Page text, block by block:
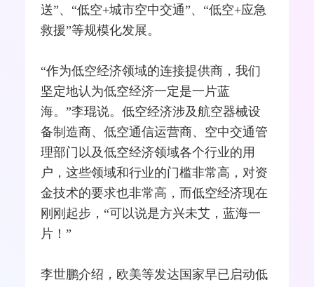
送”、“低空+城市空中交通”、“低空+应急
救援”等规模化发展。
“作为低空经济领域的连接提供商，我们
坚定地认为低空经济一定是一片蓝
海。”李琨说。低空经济涉及航空器械设
备制造商、低空通信运营商、空中交通管
理部门以及低空经济领域各个行业的用
户，这些领域和行业的门槛非常高，对资
金技术的要求也非常高，而低空经济现在
刚刚起步，“可以说是方兴未艾，蓝海一
片！”
李世鹏介绍，欧美等发达国家早已启动低